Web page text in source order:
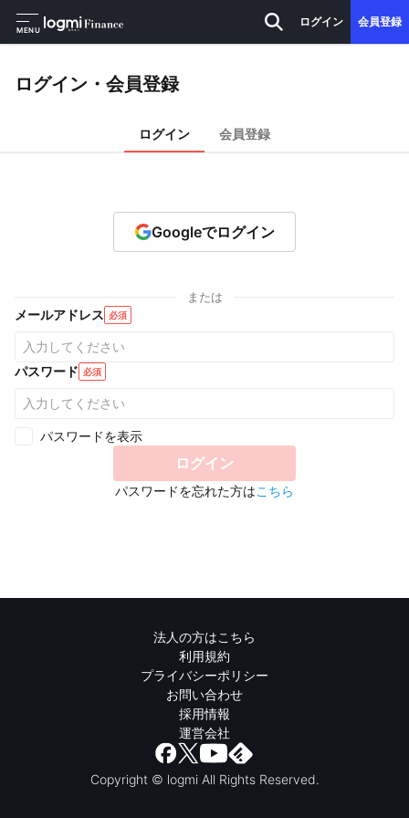
MENU
ログイン 会員登録
ログイン・会員登録
ログイン 会員登録
Googleでログイン
または
メールアドレス 必須
パスワード 必須
パスワードを表示
ログイン
パスワードを忘れた方はこちら
法人の方はこちら
利用規約
プライバシーポリシー
お問い合わせ
採用情報
運営会社
Copyright © logmi All Rights Reserved.